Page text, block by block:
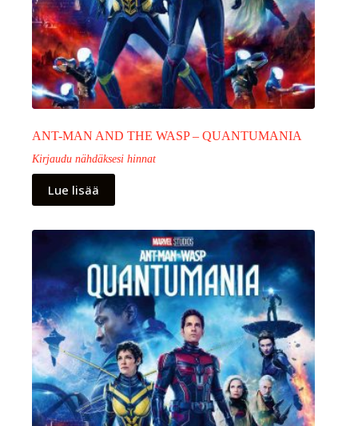
ANT-MAN AND THE WASP – QUANTUMANIA
Kirjaudu nähdäksesi hinnat
Lue lisää